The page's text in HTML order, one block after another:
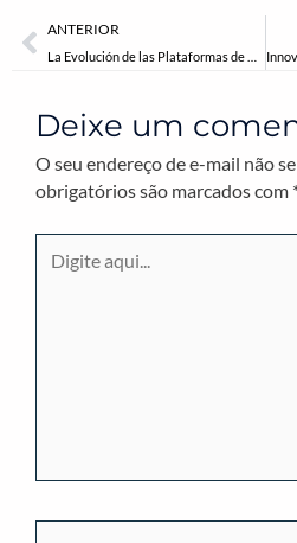
Anterior
ANTERIOR
Deixe um
O seu endereço de e-mail não
obrigatórios são marcados com
aqui...